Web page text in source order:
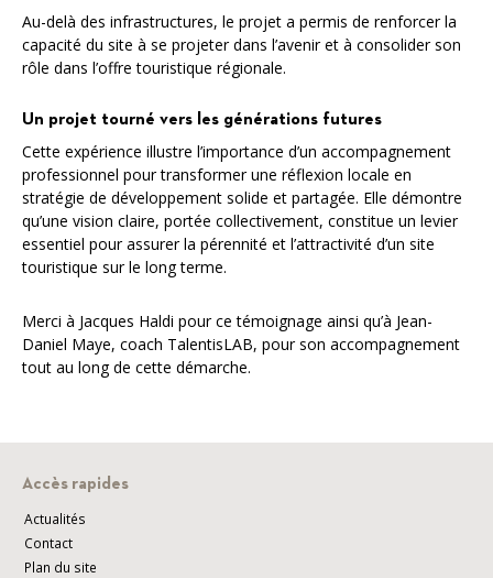
Au-delà des infrastructures, le projet a permis de renforcer la
capacité du site à se projeter dans l’avenir et à consolider son
rôle dans l’offre touristique régionale.
Un projet tourné vers les générations futures
Cette expérience illustre l’importance d’un accompagnement
professionnel pour transformer une réflexion locale en
stratégie de développement solide et partagée. Elle démontre
qu’une vision claire, portée collectivement, constitue un levier
essentiel pour assurer la pérennité et l’attractivité d’un site
touristique sur le long terme.
Merci à Jacques Haldi pour ce témoignage ainsi qu’à Jean-
Daniel Maye, coach TalentisLAB, pour son accompagnement
tout au long de cette démarche.
Accès rapides
Actualités
Contact
Plan du site